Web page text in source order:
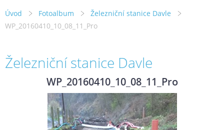
Úvod Fotoalbum
Železniční stanice Davle
WP_20160410_10_08_11_Pro
Železniční stanice Davle
WP_20160410_10_08_11_Pro